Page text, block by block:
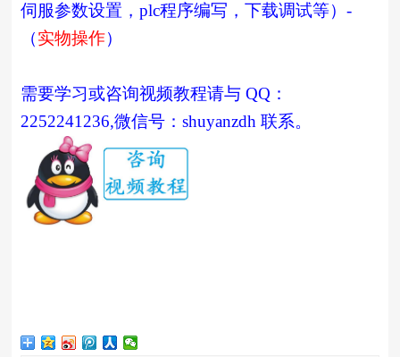
伺服参数设置，plc程序编写，下载调试等）-
（实物操作）
需要学习或咨询视频教程请与 QQ：
2252241236,微信号：shuyanzdh 联系。